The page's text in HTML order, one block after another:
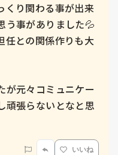
り関わる事が出来
う事がありました💦
任との関係作りも大
が元々コミュニケー
頑張らないとなと思
いいね